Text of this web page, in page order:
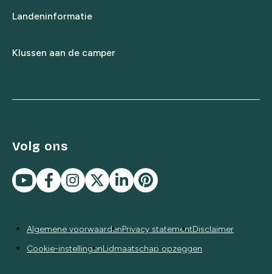
Landeninformatie
Klussen aan de camper
Volg ons
Algemene voorwaardenPrivacy statementDisclaimer
Cookie-instellingenLidmaatschap opzeggen